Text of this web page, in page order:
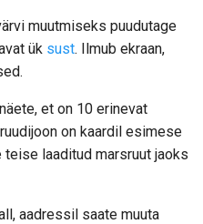
muutmiseks puudutage
ük sust. Ilmub ekraan,
et on 10 erinevat
on kaardil esimese
laaditud marsruut jaoks
aadressil saate muuta